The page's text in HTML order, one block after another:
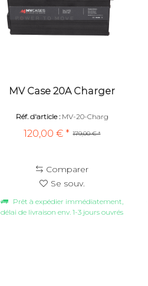
MV Case 20A Charger
Réf. d'article :MV-20-Charg
179,00 € *
120,00 € *
Comparer
Se souv.
Prêt à expédier immédiatement,
délai de livraison env. 1-3 jours ouvrés